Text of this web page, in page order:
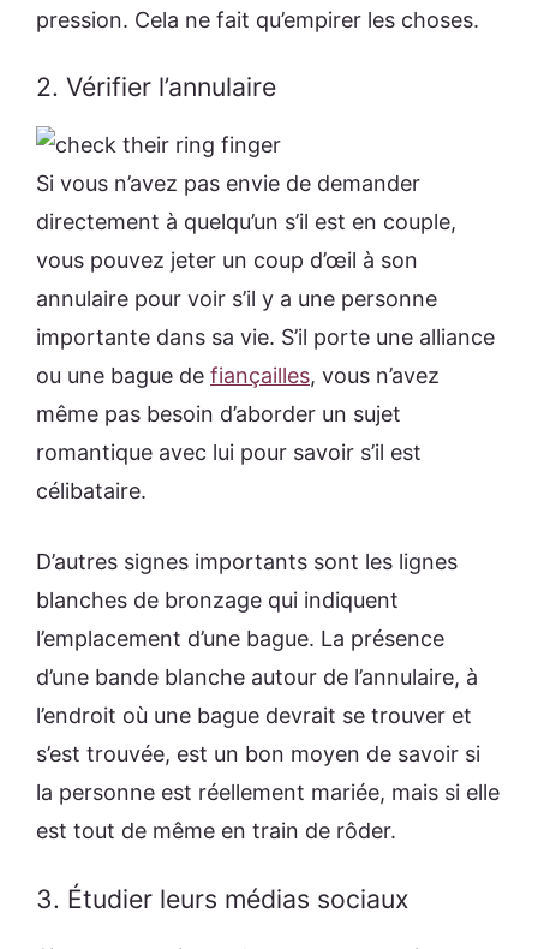
pression. Cela ne fait qu’empirer les choses.
2. Vérifier l’annulaire
Si vous n’avez pas envie de demander
directement à quelqu’un s’il est en couple,
vous pouvez jeter un coup d’œil à son
annulaire pour voir s’il y a une personne
importante dans sa vie. S’il porte une alliance
ou une bague de fiançailles, vous n’avez
même pas besoin d’aborder un sujet
romantique avec lui pour savoir s’il est
célibataire.
D’autres signes importants sont les lignes
blanches de bronzage qui indiquent
l’emplacement d’une bague. La présence
d’une bande blanche autour de l’annulaire, à
l’endroit où une bague devrait se trouver et
s’est trouvée, est un bon moyen de savoir si
la personne est réellement mariée, mais si elle
est tout de même en train de rôder.
3. Étudier leurs médias sociaux